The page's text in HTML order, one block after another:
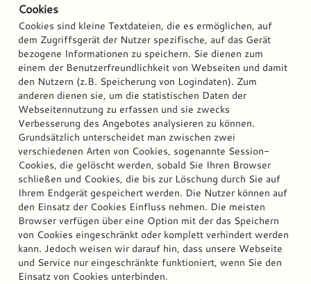
Cookies
Cookies sind kleine Textdateien, die es ermöglichen, auf
dem Zugriffsgerät der Nutzer spezifische, auf das Gerät
bezogene Informationen zu speichern. Sie dienen zum
einem der Benutzerfreundlichkeit von Webseiten und damit
den Nutzern (z.B. Speicherung von Logindaten). Zum
anderen dienen sie, um die statistischen Daten der
Webseitennutzung zu erfassen und sie zwecks
Verbesserung des Angebotes analysieren zu können.
Grundsätzlich unterscheidet man zwischen zwei
verschiedenen Arten von Cookies, sogenannte Session-
Cookies, die gelöscht werden, sobald Sie Ihren Browser
schließen und Cookies, die bis zur Löschung durch Sie auf
Ihrem Endgerät gespeichert werden. Die Nutzer können auf
den Einsatz der Cookies Einfluss nehmen. Die meisten
Browser verfügen über eine Option mit der das Speichern
von Cookies eingeschränkt oder komplett verhindert werden
kann. Jedoch weisen wir darauf hin, dass unsere Webseite
und Service nur eingeschränkte funktioniert, wenn Sie den
Einsatz von Cookies unterbinden.